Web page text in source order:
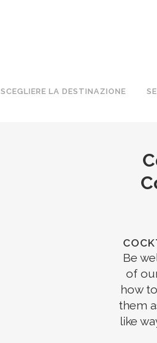
SCEGLIERE LA DESTINAZIONE
Be
of
how
them
like